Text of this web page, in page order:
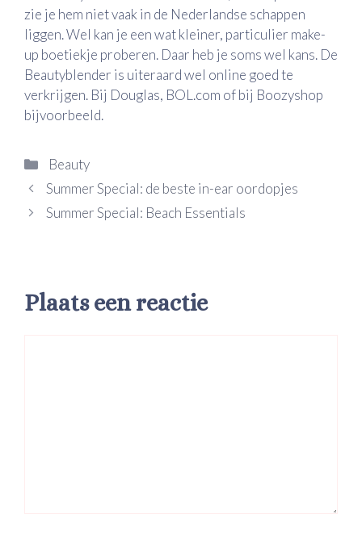
zie je hem niet vaak in de Nederlandse schappen
liggen. Wel kan je een wat kleiner, particulier make-
up boetiekje proberen. Daar heb je soms wel kans. De
Beautyblender is uiteraard wel online goed te
verkrijgen. Bij Douglas, BOL.com of bij Boozyshop
bijvoorbeeld.
Categorieën
Beauty
Summer Special: de beste in-ear oordopjes
Summer Special: Beach Essentials
Plaats een reactie